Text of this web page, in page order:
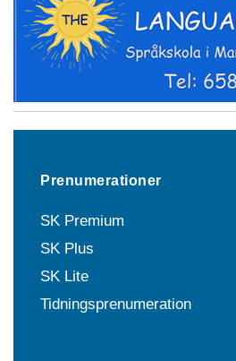
Prenumerationer
SK Premium
SK Plus
SK Lite
Tidningsprenumeration